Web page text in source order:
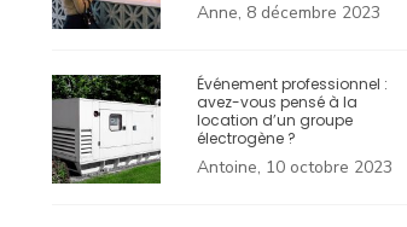
Anne, 8 décembre 2023
Événement professionnel :
avez-vous pensé à la
location d’un groupe
électrogène ?
Antoine, 10 octobre 2023